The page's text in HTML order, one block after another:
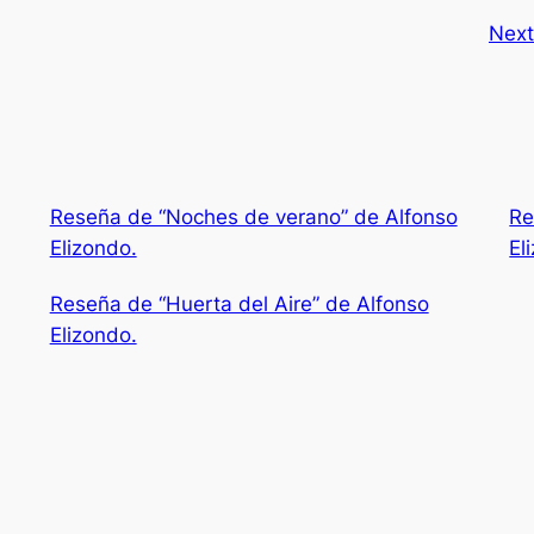
Reseña de “Noches de verano” de Alfonso
Elizondo.
Reseña de “Huerta del Aire” de Alfonso
Elizondo.